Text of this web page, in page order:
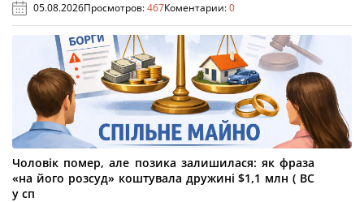
05.08.2026Просмотров:467Коментарии:0
Чоловік помер, але позика залишилася: як фраза
«на його розсуд» коштувала дружині $1,1 млн ( ВС
у сп